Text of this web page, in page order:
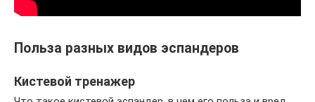
Польза разных видов эспандеров
Кистевой тренажер